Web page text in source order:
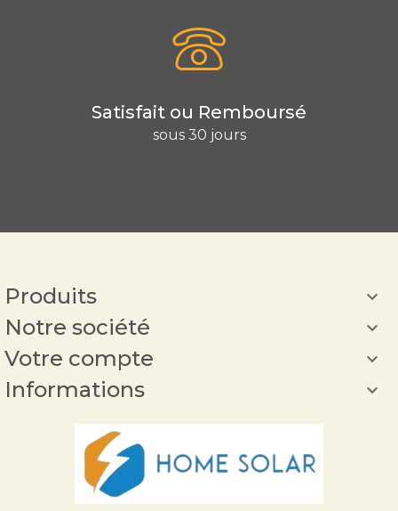
Satisfait ou Remboursé
sous 30 jours
Produits 
Notre société 
Votre compte 
Informations 